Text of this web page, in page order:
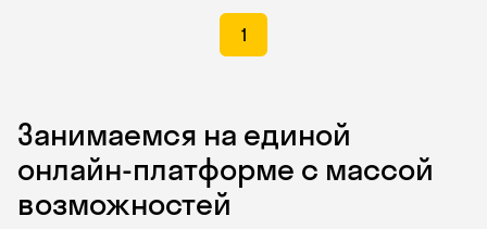
1
Занимаемся на единой
онлайн-платформе с массой
возможностей